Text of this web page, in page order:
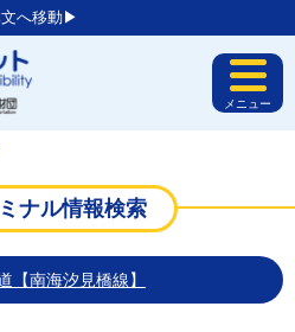
文へ移動▶︎
メニュー
ナル情報検索
【南海汐見橋線】